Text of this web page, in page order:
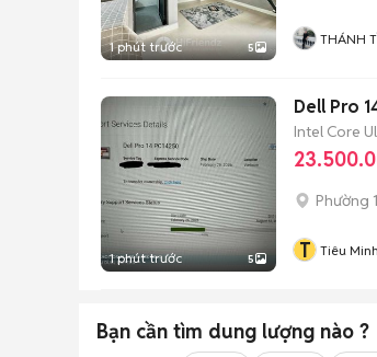
1 phút trước 5 THÁNH
1 phút trước 5
Dell Pro
Intel Core
Phường
T Tiêu
Bạn cần tìm dung lượng nào ?